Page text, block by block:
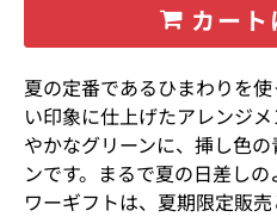
カート
夏の定番であるひまわりを
い印象に仕上げたアレンジ
やかなグリーンに、挿し色
ンです。まるで夏の日差し
ワーギフトは、夏期限定販売